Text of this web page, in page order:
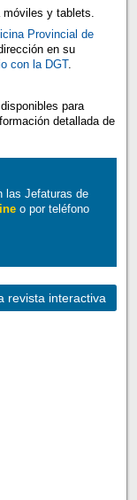
y tablets.
Provincial de
en su
con la DGT.
disponibles para
detallada de
las Jefaturas de
o por teléfono
revista interactiva